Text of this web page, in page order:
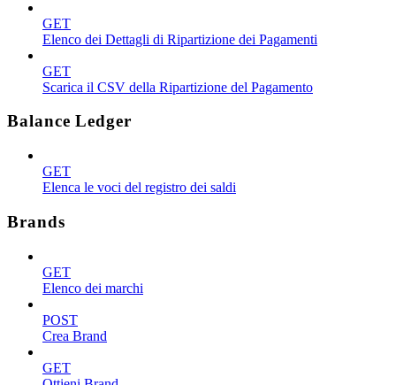
GET
Elenco dei Dettagli di Ripartizione dei Pagamenti
GET
Scarica il CSV della Ripartizione del Pagamento
Balance Ledger
GET
Elenca le voci del registro dei saldi
Brands
GET
Elenco dei marchi
POST
Crea Brand
GET